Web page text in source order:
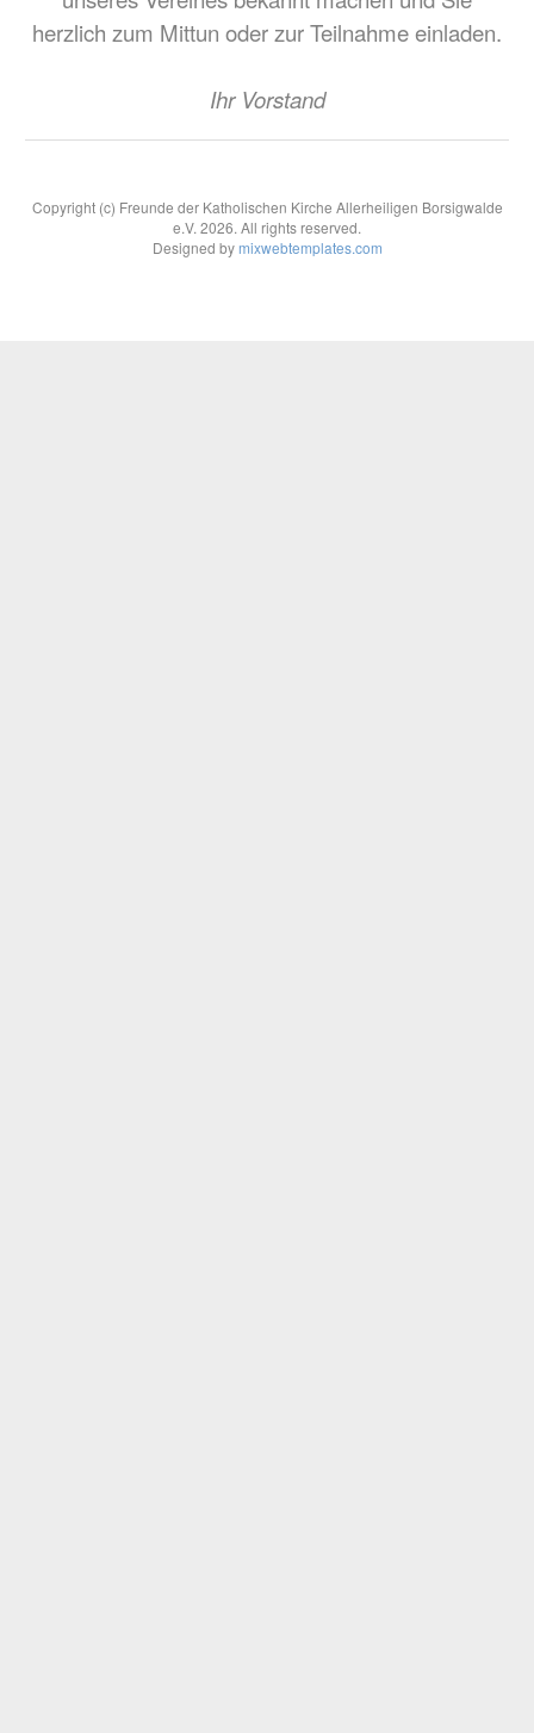
herzlich zum Mittun oder zur Teilnahme einladen.
Ihr Vorstand
Copyright (c) Freunde der Katholischen Kirche Allerheiligen Borsigwalde
e.V. 2026. All rights reserved.
Designed bymixwebtemplates.com